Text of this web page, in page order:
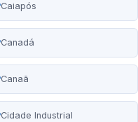
Caiapós
Canadá
Canaã
Cidade Industrial